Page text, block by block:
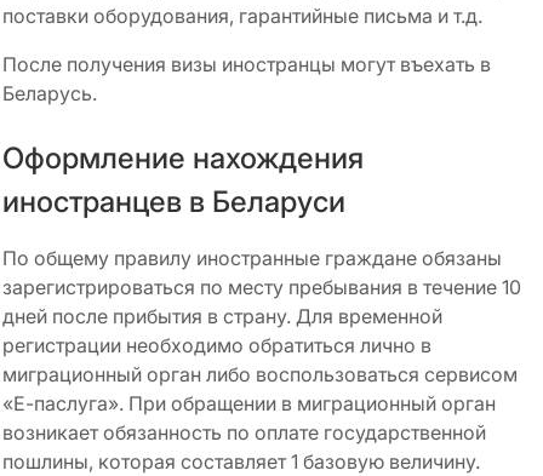
поставки оборудования, гарантийные письма и т.д.
После получения визы иностранцы могут въехать в
Беларусь.
Оформление нахождения
иностранцев в Беларуси
По общему правилу иностранные граждане обязаны
зарегистрироваться по месту пребывания в течение 10
дней после прибытия в страну. Для временной
регистрации необходимо обратиться лично в
миграционный орган либо воспользоваться сервисом
«Е-паслуга». При обращении в миграционный орган
возникает обязанность по оплате государственной
пошлины, которая составляет 1 базовую величину.